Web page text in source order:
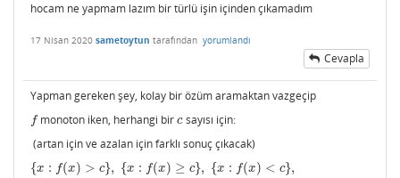
hocam ne yapmam lazım bir türlü işin içinden çıkamadım
17 Nisan 2020 sametoytun tarafından yorumlandı
Cevapla
Yapman gereken şey, kolay bir özüm aramaktan vazgeçip
f
f monoton iken, herhangi birc
csayısı için:
(artan için ve azalan için farklı sonuç çıkacak)
{x : f(x) > c}, {x : f(x) ≥ c}, {x : f(x) < c},
{x:f (x )>c} x:f (x)≥ },{ x: (x)<c ,{ x:f(x ≤c}